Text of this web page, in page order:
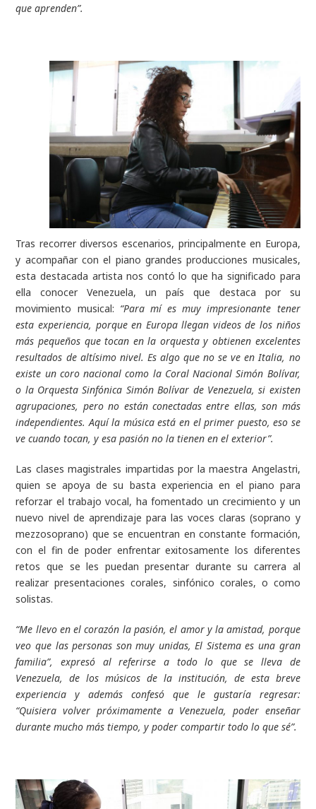
que aprenden”.
Tras recorrer diversos escenarios, principalmente en Europa,
y acompañar con el piano grandes producciones musicales,
esta destacada artista nos contó lo que ha significado para
ella conocer Venezuela, un país que destaca por su
movimiento musical: “Para mí es muy impresionante tener
esta experiencia, porque en Europa llegan videos de los niños
más pequeños que tocan en la orquesta y obtienen excelentes
resultados de altísimo nivel. Es algo que no se ve en Italia, no
existe un coro nacional como la Coral Nacional Simón Bolívar,
o la Orquesta Sinfónica Simón Bolívar de Venezuela, si existen
agrupaciones, pero no están conectadas entre ellas, son más
independientes. Aquí la música está en el primer puesto, eso se
ve cuando tocan, y esa pasión no la tienen en el exterior”.
Las clases magistrales impartidas por la maestra Angelastri,
quien se apoya de su basta experiencia en el piano para
reforzar el trabajo vocal, ha fomentado un crecimiento y un
nuevo nivel de aprendizaje para las voces claras (soprano y
mezzosoprano) que se encuentran en constante formación,
con el fin de poder enfrentar exitosamente los diferentes
retos que se les puedan presentar durante su carrera al
realizar presentaciones corales, sinfónico corales, o como
solistas.
“Me llevo en el corazón la pasión, el amor y la amistad, porque
veo que las personas son muy unidas, El Sistema es una gran
familia”,expresó al referirse a todo lo que se lleva de
Venezuela, de los músicos de la institución, de esta breve
experiencia y además confesó que le gustaría regresar:
“Quisiera volver próximamente a Venezuela, poder enseñar
durante mucho más tiempo, y poder compartir todo lo que sé”.